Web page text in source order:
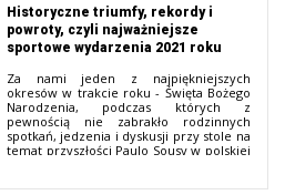
Historyczne triumfy, rekordy i
powroty, czyli najważniejsze
sportowe wydarzenia 2021 roku
Za nami jeden z najpiękniejszych
okresów w trakcie roku - Święta Bożego
Narodzenia, podczas których z
pewnością nie zabrakło rodzinnych
spotkań, jedzenia i dyskusji przy stole na
temat przyszłości Paulo Sousy w polskiej